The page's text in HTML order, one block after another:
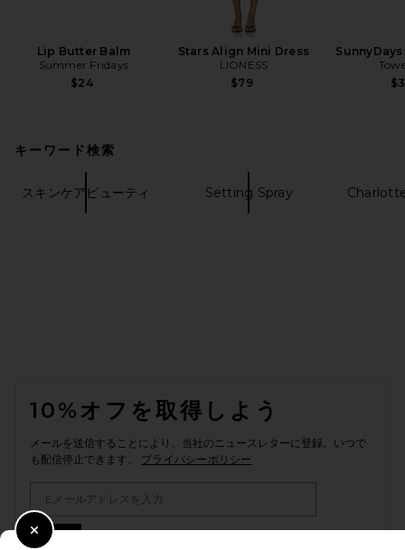
Lip Butter Balm
Summer Fridays
$24
Stars Align Mini Dress
LIONESS
$79
キーワード検索
スキンケアビューティ Setting Spray
10%オフを取得しよう
メールを送信することにより、当社のニュースレターに登録。いつで
も配信停止できます。 プライバシーポリシー
Close Modal